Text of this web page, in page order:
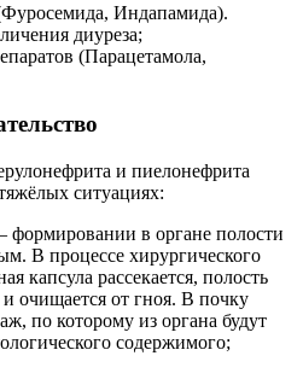
Индапамида).
диуреза;
(Парацетамола,
и пиелонефрита
ситуациях:
формировании в органе полости
В процессе хирургического
капсула рассекается, полость
и очищается от гноя. В почку
по которому из органа будут
содержимого;